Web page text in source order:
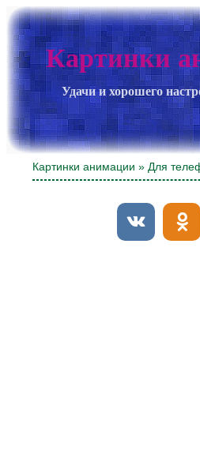
Картинки
Удачи и хорошего
Картинки анимации » Для